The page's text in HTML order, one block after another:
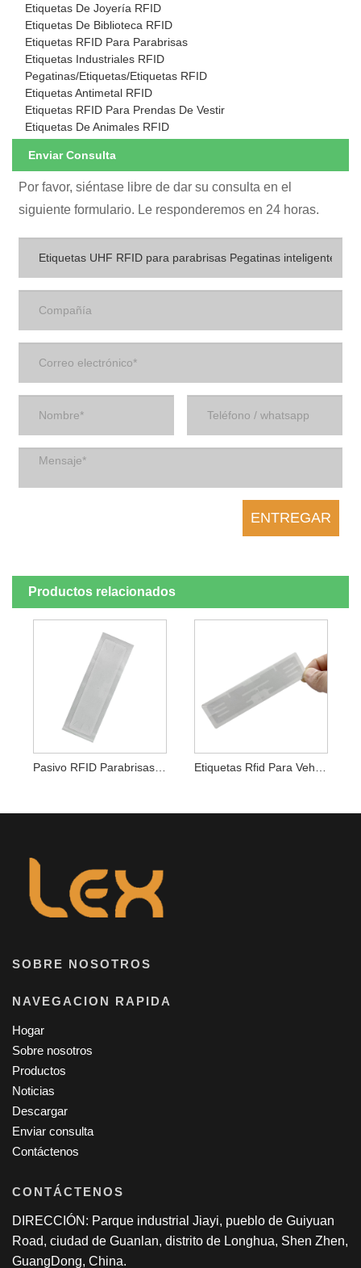
Etiquetas De Joyería RFID
Etiquetas De Biblioteca RFID
Etiquetas RFID Para Parabrisas
Etiquetas Industriales RFID
Pegatinas/Etiquetas/Etiquetas RFID
Etiquetas Antimetal RFID
Etiquetas RFID Para Prendas De Vestir
Etiquetas De Animales RFID
Enviar Consulta
Por favor, siéntase libre de dar su consulta en el
siguiente formulario. Le responderemos en 24 horas.
Productos relacionados
Pasivo RFID Parabrisas Etiqueta Vehículo Coche Peaje Seguimiento Rfid Pegatina
SOBRE NOSOTROS
NAVEGACION RAPIDA
Hogar
Sobre nosotros
Productos
Noticias
Descargar
Enviar consulta
Contáctenos
CONTÁCTENOS
DIRECCIÓN: Parque industrial Jiayi, pueblo de Guiyuan
Road, ciudad de Guanlan, distrito de Longhua, Shen Zhen,
GuangDong, China.